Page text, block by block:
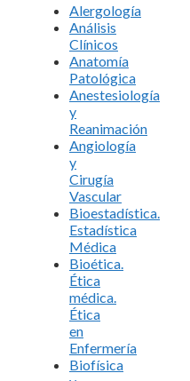
Alergología
Análisis
Clínicos
Anatomía
Patológica
Anestesiología
y
Reanimación
Angiología
y
Cirugía
Vascular
Bioestadística.
Estadística
Médica
Bioética.
Ética
médica.
Ética
en
Enfermería
Biofísica